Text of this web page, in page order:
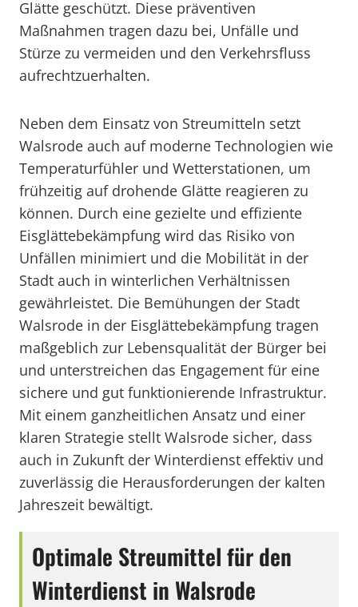
Glätte geschützt. Diese präventiven
Maßnahmen tragen dazu bei, Unfälle und
Stürze zu vermeiden und den Verkehrsfluss
aufrechtzuerhalten.
Neben dem Einsatz von Streumitteln setzt
Walsrode auch auf moderne Technologien wie
Temperaturfühler und Wetterstationen, um
frühzeitig auf drohende Glätte reagieren zu
können. Durch eine gezielte und effiziente
Eisglättebekämpfung wird das Risiko von
Unfällen minimiert und die Mobilität in der
Stadt auch in winterlichen Verhältnissen
gewährleistet. Die Bemühungen der Stadt
Walsrode in der Eisglättebekämpfung tragen
maßgeblich zur Lebensqualität der Bürger bei
und unterstreichen das Engagement für eine
sichere und gut funktionierende Infrastruktur.
Mit einem ganzheitlichen Ansatz und einer
klaren Strategie stellt Walsrode sicher, dass
auch in Zukunft der Winterdienst effektiv und
zuverlässig die Herausforderungen der kalten
Jahreszeit bewältigt.
Optimale Streumittel für den
Winterdienst in Walsrode